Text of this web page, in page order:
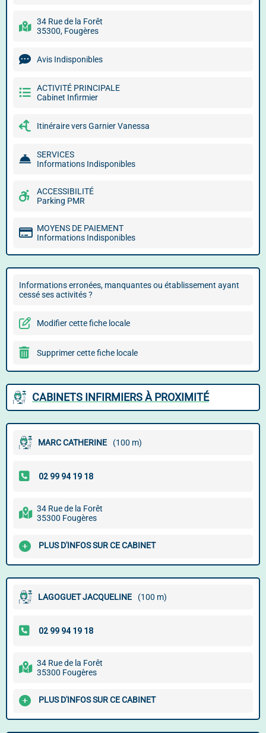
34 Rue de la Forêt
35300, Fougères
Avis Indisponibles
ACTIVITÉ PRINCIPALE
Cabinet Infirmier
Itinéraire vers Garnier Vanessa
SERVICES
Informations Indisponibles
ACCESSIBILITÉ
Parking PMR
MOYENS DE PAIEMENT
Informations Indisponibles
Informations erronées, manquantes ou établissement ayant
cessé ses activités ?
Modifier cette fiche locale
Supprimer cette fiche locale
CABINETS INFIRMIERS À PROXIMITÉ
MARC CATHERINE (100 m)
34 Rue de la Forêt
35300 Fougères
PLUS D'INFOS SUR CE CABINET
LAGOGUET JACQUELINE (100 m)
34 Rue de la Forêt
35300 Fougères
PLUS D'INFOS SUR CE CABINET